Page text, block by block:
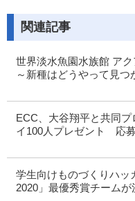
関連記事
世界淡水魚園水族館 ア
～新種はどうやって見つ
ECC、大谷翔平と共同
イ100人プレゼント 応
学生向けものづくりハッ
2020」最優秀賞チームが